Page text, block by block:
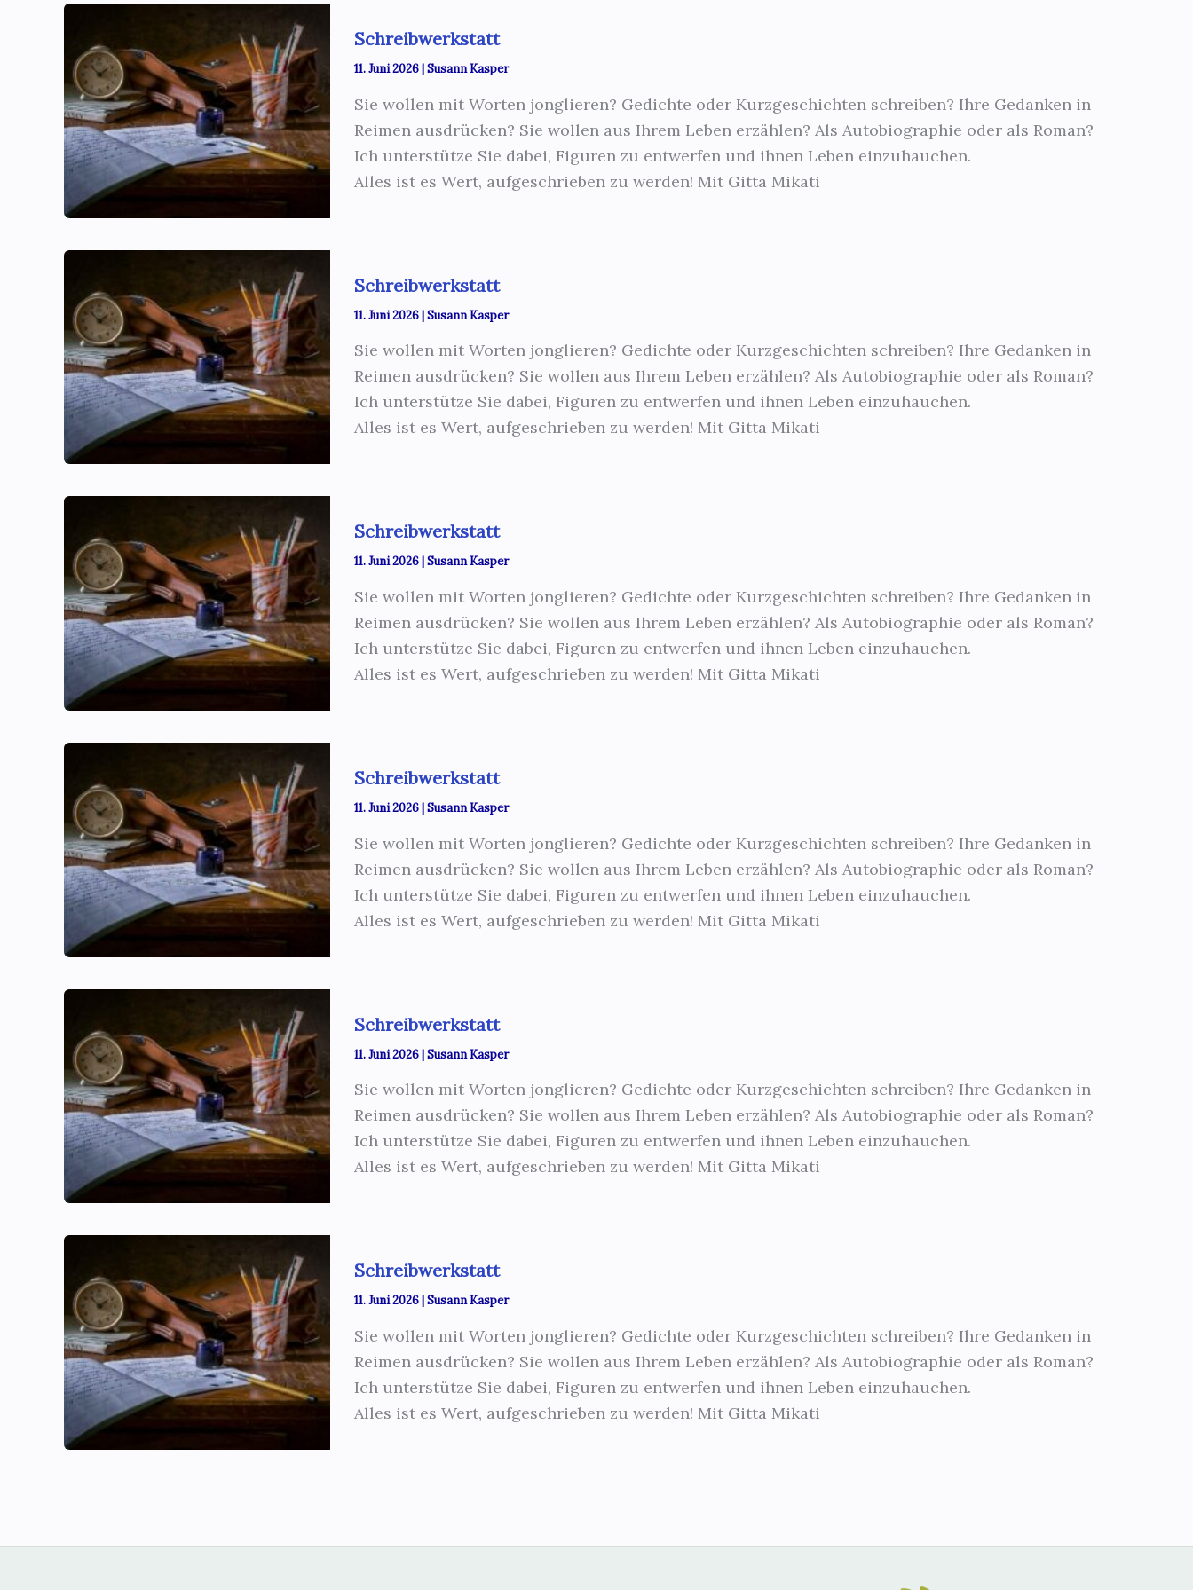
Schreibwerkstatt
11. Juni 2026|Susann Kasper
Sie wollen mit Worten jonglieren? Gedichte oder Kurzgeschichten schreiben? Ihre Gedanken in
Reimen ausdrücken? Sie wollen aus Ihrem Leben erzählen? Als Autobiographie oder als Roman?
Ich unterstütze Sie dabei, Figuren zu entwerfen und ihnen Leben einzuhauchen.
Alles ist es Wert, aufgeschrieben zu werden! Mit Gitta Mikati
Schreibwerkstatt
11. Juni 2026|Susann Kasper
Sie wollen mit Worten jonglieren? Gedichte oder Kurzgeschichten schreiben? Ihre Gedanken in
Reimen ausdrücken? Sie wollen aus Ihrem Leben erzählen? Als Autobiographie oder als Roman?
Ich unterstütze Sie dabei, Figuren zu entwerfen und ihnen Leben einzuhauchen.
Alles ist es Wert, aufgeschrieben zu werden! Mit Gitta Mikati
Schreibwerkstatt
11. Juni 2026|Susann Kasper
Sie wollen mit Worten jonglieren? Gedichte oder Kurzgeschichten schreiben? Ihre Gedanken in
Reimen ausdrücken? Sie wollen aus Ihrem Leben erzählen? Als Autobiographie oder als Roman?
Ich unterstütze Sie dabei, Figuren zu entwerfen und ihnen Leben einzuhauchen.
Alles ist es Wert, aufgeschrieben zu werden! Mit Gitta Mikati
Schreibwerkstatt
11. Juni 2026|Susann Kasper
Sie wollen mit Worten jonglieren? Gedichte oder Kurzgeschichten schreiben? Ihre Gedanken in
Reimen ausdrücken? Sie wollen aus Ihrem Leben erzählen? Als Autobiographie oder als Roman?
Ich unterstütze Sie dabei, Figuren zu entwerfen und ihnen Leben einzuhauchen.
Alles ist es Wert, aufgeschrieben zu werden! Mit Gitta Mikati
Schreibwerkstatt
11. Juni 2026|Susann Kasper
Sie wollen mit Worten jonglieren? Gedichte oder Kurzgeschichten schreiben? Ihre Gedanken in
Reimen ausdrücken? Sie wollen aus Ihrem Leben erzählen? Als Autobiographie oder als Roman?
Ich unterstütze Sie dabei, Figuren zu entwerfen und ihnen Leben einzuhauchen.
Alles ist es Wert, aufgeschrieben zu werden! Mit Gitta Mikati
Schreibwerkstatt
11. Juni 2026|Susann Kasper
Sie wollen mit Worten jonglieren? Gedichte oder Kurzgeschichten schreiben? Ihre Gedanken in
Reimen ausdrücken? Sie wollen aus Ihrem Leben erzählen? Als Autobiographie oder als Roman?
Ich unterstütze Sie dabei, Figuren zu entwerfen und ihnen Leben einzuhauchen.
Alles ist es Wert, aufgeschrieben zu werden! Mit Gitta Mikati